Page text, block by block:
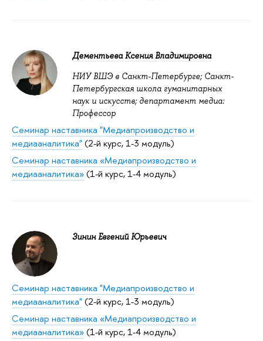
Дементьева Ксения Владимировна
НИУ ВШЭ в Санкт-Петербурге; Санкт-
Петербургская школа гуманитарных
наук и искусств; департамент медиа:
Профессор
Семинар наставника "Медиапроизводство и
медиааналитика"(2-й курс, 1-3 модуль)
Семинар наставника «Медиапроизводство и
медиааналитика»(1-й курс, 1-4 модуль)
Зинин Евгений Юрьевич
Семинар наставника "Медиапроизводство и
медиааналитика"(2-й курс, 1-3 модуль)
Семинар наставника «Медиапроизводство и
медиааналитика»(1-й курс, 1-4 модуль)